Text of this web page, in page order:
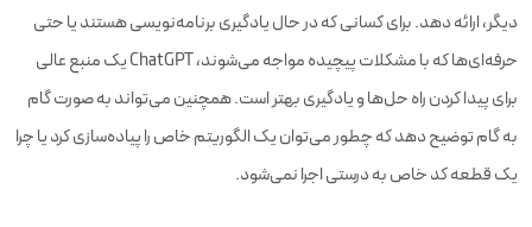
دیگر، ارائه دهد. برای کسانی که در حال یادگیری برنامه‌نویسی هستند یا حتی
حرفه‌ای‌ها که با مشکلات پیچیده مواجه می‌شوند، ChatGPT یک منبع عالی
برای پیدا کردن راه حل‌ها و یادگیری بهتر است. همچنین می‌تواند به صورت گام
به گام توضیح دهد که چطور می‌توان یک الگوریتم خاص را پیاده‌سازی کرد یا چرا
یک قطعه کد خاص به درستی اجرا نمی‌شود.